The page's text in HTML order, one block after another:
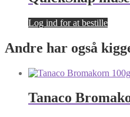
Log ind for at bestille
Andre har også
Tanaco